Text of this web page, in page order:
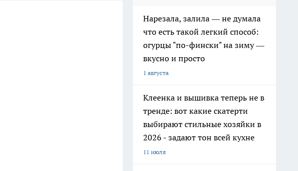
Нарезала, залила — не думала
что есть такой легкий способ:
огурцы "по-фински" на зиму —
вкусно и просто
1 августа
Клеенка и вышивка теперь не в
тренде: вот какие скатерти
выбирают стильные хозяйки в
2026 - задают тон всей кухне
11 июля